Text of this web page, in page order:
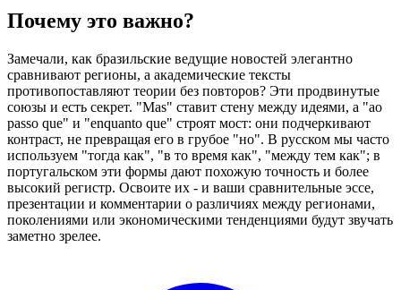
Почему это важно?
Замечали, как бразильские ведущие новостей элегантно
сравнивают регионы, а академические тексты
противопоставляют теории без повторов? Эти продвинутые
союзы и есть секрет. "Mas" ставит стену между идеями, а "ao
passo que" и "enquanto que" строят мост: они подчеркивают
контраст, не превращая его в грубое "но". В русском мы часто
используем "тогда как", "в то время как", "между тем как"; в
португальском эти формы дают похожую точность и более
высокий регистр. Освоите их - и ваши сравнительные эссе,
презентации и комментарии о различиях между регионами,
поколениями или экономическими тенденциями будут звучать
заметно зрелее.